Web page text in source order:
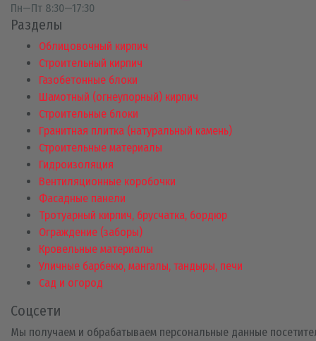
Пн—Пт 8:30—17:30
Разделы
Облицовочный кирпич
Строительный кирпич
Газобетонные блоки
Шамотный (огнеупорный) кирпич
Строительные блоки
Гранитная плитка (натуральный камень)
Строительные материалы
Гидроизоляция
Вентиляционные коробочки
Фасадные панели
Тротуарный кирпич, брусчатка, бордюр
Ограждение (заборы)
Кровельные материалы
Уличные барбекю, мангалы, тандыры, печи
Сад и огород
Соцсети
Мы получаем и обрабатываем персональные данные